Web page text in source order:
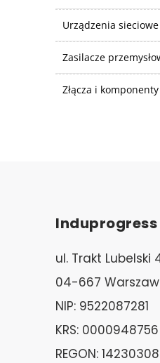
Urządzenia sieciowe
Zasilacze
Złącza i
Induprogress
ul. Trakt Lubelski
04-667
NIP: 9522087281
KRS: 0000948756
REGON: